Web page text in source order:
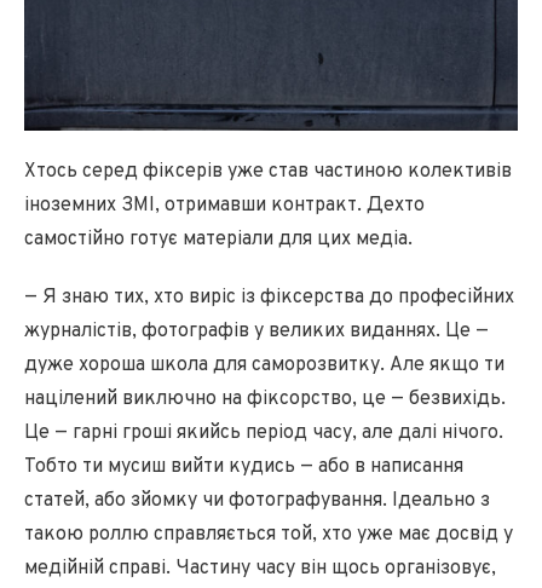
Хтось серед фіксерів уже став частиною колективів
іноземних ЗМІ, отримавши контракт. Дехто
самостійно готує матеріали для цих медіа.
— Я знаю тих, хто виріс із фіксерства до професійних
журналістів, фотографів у великих виданнях. Це —
дуже хороша школа для саморозвитку. Але якщо ти
націлений виключно на фіксорство, це — безвихідь.
Це — гарні гроші якийсь період часу, але далі нічого.
Тобто ти мусиш вийти кудись — або в написання
статей, або зйомку чи фотографування. Ідеально з
такою роллю справляється той, хто уже має досвід у
медійній справі. Частину часу він щось організовує,